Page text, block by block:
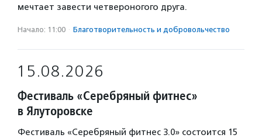
мечтает завести четвероногого друга.
Начало: 11:00 · Благотвори­тель­ность и доброволь­чест­во
15.08.2026
Фестиваль «Серебряный фитнес»
в Ялуторовске
Фестиваль «Серебряный фитнес 3.0» состоится 15